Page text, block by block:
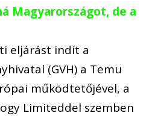
Magyarországot, de a
eljárást indít a
(GVH) a Temu
működtetőjével, a
Limiteddel szemben